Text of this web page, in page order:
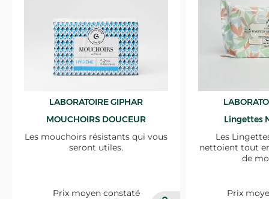
LABORATOIRE GIPHAR
MOUCHOIRS DOUCEUR
Les mouchoirs résistants qui vous
seront utiles.
Prix moyen constaté
Lingettes
Les
nettoient tout
de
Prix